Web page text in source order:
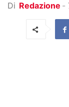
Di Redazione -